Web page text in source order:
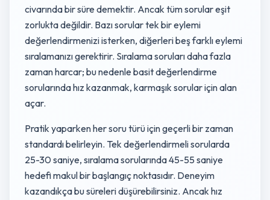
civarında bir süre demektir. Ancak tüm sorular eşit
zorlukta değildir. Bazı sorular tek bir eylemi
değerlendirmenizi isterken, diğerleri beş farklı eylemi
sıralamanızı gerektirir. Sıralama soruları daha fazla
zaman harcar; bu nedenle basit değerlendirme
sorularında hız kazanmak, karmaşık sorular için alan
açar.
Pratik yaparken her soru türü için geçerli bir zaman
standardı belirleyin. Tek değerlendirmeli sorularda
25-30 saniye, sıralama sorularında 45-55 saniye
hedefi makul bir başlangıç noktasıdır. Deneyim
kazandıkça bu süreleri düşürebilirsiniz. Ancak hız